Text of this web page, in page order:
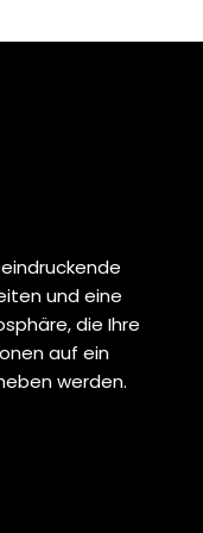
und eine
die Ihre
auf ein
werden.